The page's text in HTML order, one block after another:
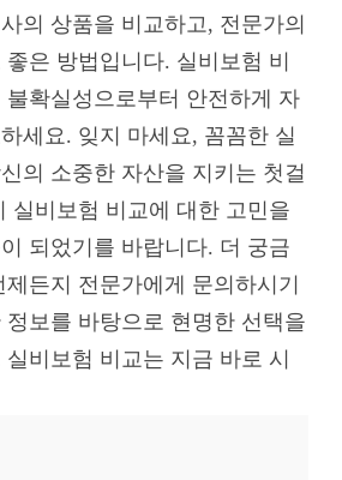
의 상품을 비교하고, 전문가의
좋은 방법입니다. 실비보험 비
불확실성으로부터 안전하게 자
세요. 잊지 마세요, 꼼꼼한 실
의 소중한 자산을 지키는 첫걸
실비보험 비교에 대한 고민을
되었기를 바랍니다. 더 궁금
든지 전문가에게 문의하시기
보를 바탕으로 현명한 선택을
비보험 비교는 지금 바로 시